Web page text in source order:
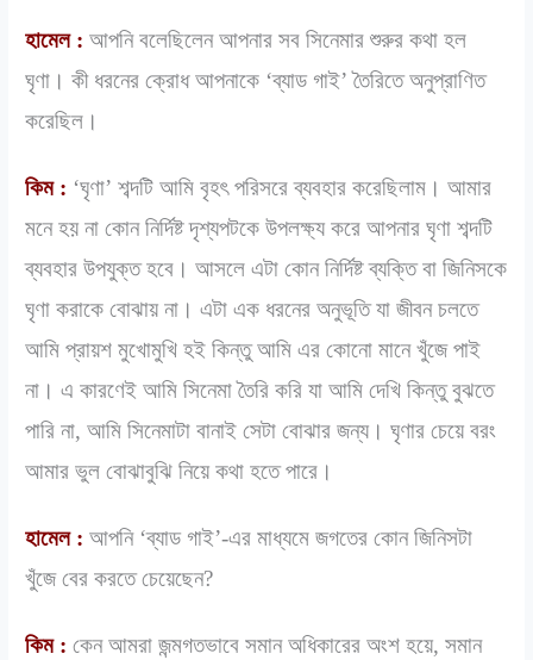
হামেল : আপনি বলেছিলেন আপনার সব সিনেমার শুরুর কথা হল
ঘৃণা। কী ধরনের ক্রোধ আপনাকে ‘ব্যাড গাই’ তৈরিতে অনুপ্রাণিত
করেছিল।
কিম : ‘ঘৃণা’ শব্দটি আমি বৃহৎ পরিসরে ব্যবহার করেছিলাম। আমার
মনে হয় না কোন নির্দিষ্ট দৃশ্যপটকে উপলক্ষ্য করে আপনার ঘৃণা শব্দটি
ব্যবহার উপযুক্ত হবে। আসলে এটা কোন নির্দিষ্ট ব্যক্তি বা জিনিসকে
ঘৃণা করাকে বোঝায় না। এটা এক ধরনের অনুভূতি যা জীবন চলতে
আমি প্রায়শ মুখোমুখি হই কিন্তু আমি এর কোনো মানে খুঁজে পাই
না। এ কারণেই আমি সিনেমা তৈরি করি যা আমি দেখি কিন্তু বুঝতে
পারি না, আমি সিনেমাটা বানাই সেটা বোঝার জন্য। ঘৃণার চেয়ে বরং
আমার ভুল বোঝাবুঝি নিয়ে কথা হতে পারে।
হামেল : আপনি ‘ব্যাড গাই’-এর মাধ্যমে জগতের কোন জিনিসটা
খুঁজে বের করতে চেয়েছেন?
কিম : কেন আমরা জন্মগতভাবে সমান অধিকারের অংশ হয়ে, সমান